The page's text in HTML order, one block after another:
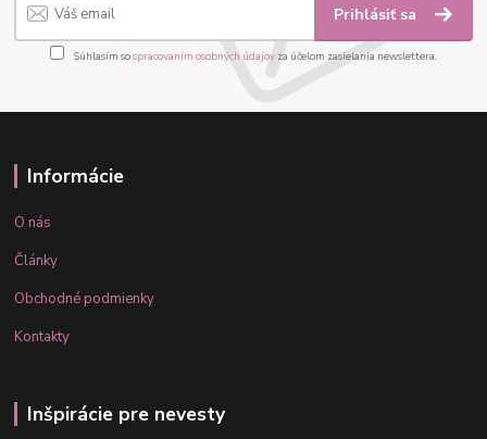
Prihlásiť sa
Súhlasím sospracovaním osobných údajov za účelom zasielania newslettera.
Informácie
O nás
Články
Obchodné podmienky
Kontakty
Inšpirácie pre nevesty